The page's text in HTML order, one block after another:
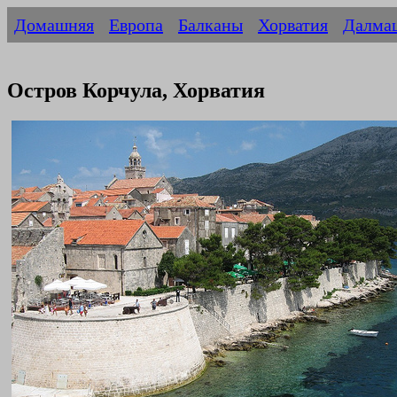
Домашняя Европа Балканы Хорватия
Остров Корчула, Хорватия